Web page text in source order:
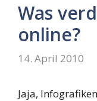
Was
online?
14. April 2010
Jaja,